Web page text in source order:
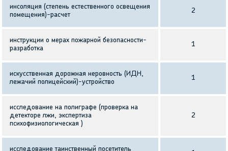
инсоляция (степень естественного освещения
помещения)-расчет
2
инструкции о мерах пожарной безопасности-
разработка
1
искусственная дорожная неровность (ИДН,
лежачий полицейский)-устройство
1
исследование на полиграфе (проверка на
детекторе лжи, экспертиза
психофизиологическая )
2
исследование таинственный посетитель